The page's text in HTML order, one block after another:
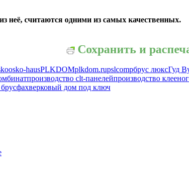
неё, считаются одними из самых качественных.
Сохранить и
osko-hausPLKDOMplkdom.rupslcompбрус люксГуд
производство clt-панелейпроизводство
фахверковый дом под ключ